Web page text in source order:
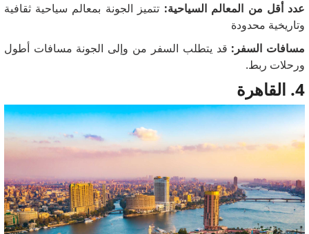
عدد أقل من المعالم السياحية: تتميز الجونة بمعالم سياحية ثقافية
وتاريخية محدودة
مسافات السفر: قد يتطلب السفر من وإلى الجونة مسافات أطول
ورحلات ربط.
4. القاهرة